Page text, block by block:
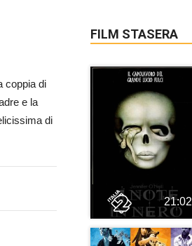
coppia di
e la
di
FILM STASERA
21:02